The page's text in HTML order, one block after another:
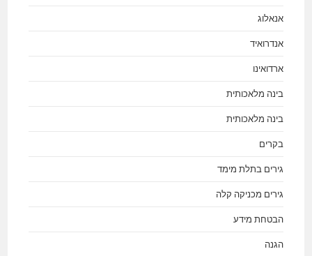
אנאלוג
אנדרואיד
ארדואינו
בינה מלאכותית
בינה מלאכותית
בקרים
גירים בתלת מימד
גירים מכניקה קלה
הבטחת מידע
הגנה